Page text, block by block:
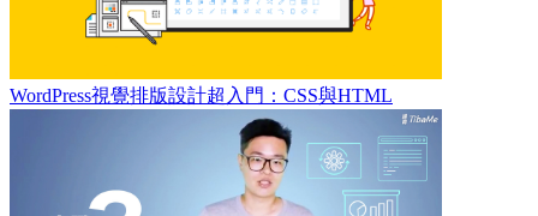
WordPress視覺排版設計超入門：CSS與HTML